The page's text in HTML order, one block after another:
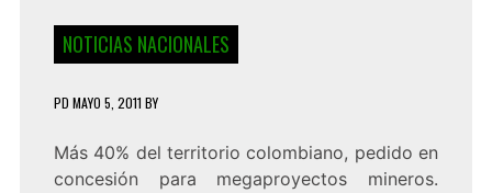
NOTICIAS NACIONALES
PD MAYO 5, 2011 BY
Más 40% del territorio colombiano, pedido en
concesión para megaproyectos mineros.